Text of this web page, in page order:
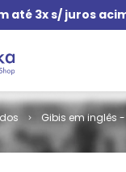
até 3x s/ juros
Gibis em inglês -